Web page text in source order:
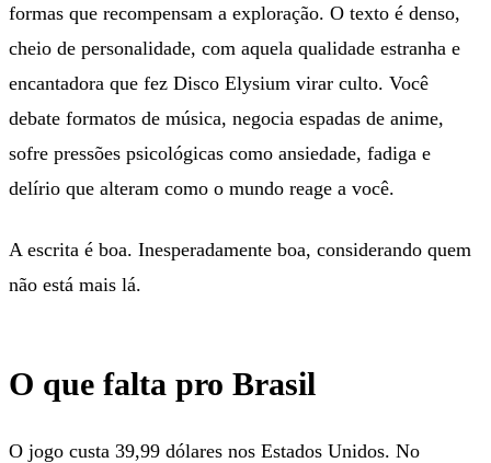
formas que recompensam a exploração. O texto é denso,
cheio de personalidade, com aquela qualidade estranha e
encantadora que fez Disco Elysium virar culto. Você
debate formatos de música, negocia espadas de anime,
sofre pressões psicológicas como ansiedade, fadiga e
delírio que alteram como o mundo reage a você.
A escrita é boa. Inesperadamente boa, considerando quem
não está mais lá.
O que falta pro Brasil
O jogo custa 39,99 dólares nos Estados Unidos. No